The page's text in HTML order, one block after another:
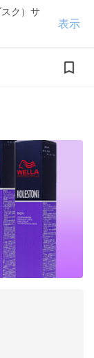
ク）サ
表示